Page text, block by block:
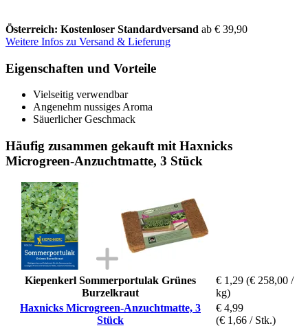
Österreich: Kostenloser Standardversand ab € 39,90
Weitere Infos zu Versand & Lieferung
Eigenschaften und Vorteile
Vielseitig verwendbar
Angenehm nussiges Aroma
Säuerlicher Geschmack
Häufig zusammen gekauft mit Haxnicks
Microgreen-Anzuchtmatte, 3 Stück
Kiepenkerl Sommerportulak Grünes
Burzelkraut
€ 1,29 (€ 258,00 /
kg)
Haxnicks Microgreen-Anzuchtmatte, 3
Stück
€ 4,99
(€ 1,66 / Stk.)